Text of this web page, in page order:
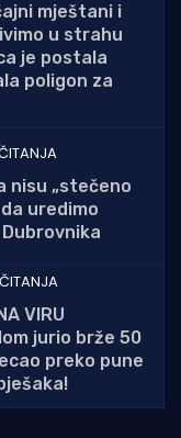
mještani i
u strahu
je postala
poligon za
nisu „stečeno
uredimo
VIRU
jurio brže 50
preko pune